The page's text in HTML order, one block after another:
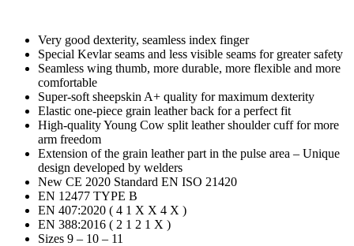
Very good dexterity, seamless index finger
Special Kevlar seams and less visible seams for greater safety
Seamless wing thumb, more durable, more flexible and more
comfortable
Super-soft sheepskin A+ quality for maximum dexterity
Elastic one-piece grain leather back for a perfect fit
High-quality Young Cow split leather shoulder cuff for more
arm freedom
Extension of the grain leather part in the pulse area – Unique
design developed by welders
New CE 2020 Standard EN ISO 21420
EN 12477 TYPE B
EN 407:2020 ( 4 1 X X 4 X )
EN 388:2016 ( 2 1 2 1 X )
Sizes 9 – 10 – 11